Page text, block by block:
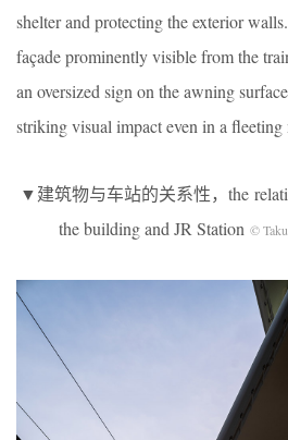
shelter and protecting the exterior
façade prominently visible from the
an oversized sign on the awning
striking visual impact even in a fleeting
▼建筑物与车站的关系性，the
the building and JR Station ©